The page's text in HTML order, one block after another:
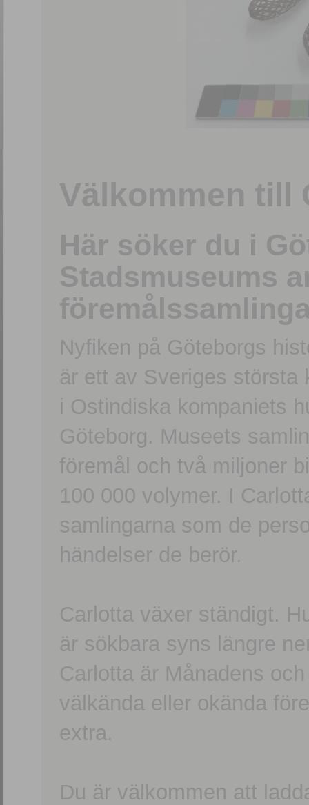
Välkommen till
Här söker du i
Stadsmuseums
Nyfiken på Göteborgs
är ett av Sveriges största
i Ostindiska kompaniets
Göteborg. Museets
föremål och två miljoner
100 000 volymer. I
samlingarna som de
händelser de berör.
Carlotta växer ständigt.
är sökbara syns längre
Carlotta är Månadens
välkända eller okända
extra.
Du är välkommen att